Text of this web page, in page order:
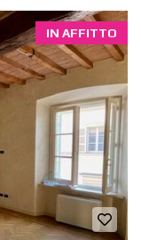
IN AFFITTO